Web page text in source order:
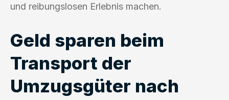
und reibungslosen Erlebnis machen.
Geld sparen beim
Transport der
Umzugsgüter nach